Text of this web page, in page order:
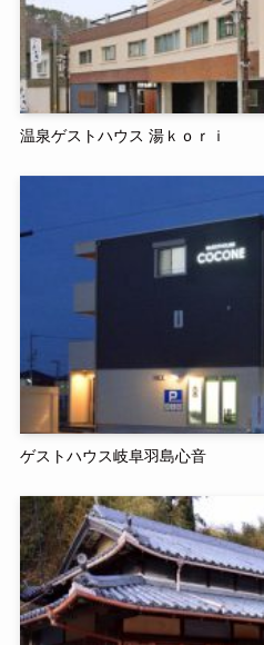
温泉ゲストハウス 湯ｋｏｒｉ
ゲストハウス岐阜羽島心音